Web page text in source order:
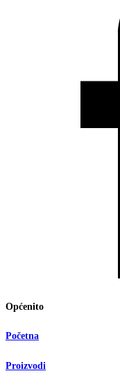
Općenito
Početna
Proizvodi